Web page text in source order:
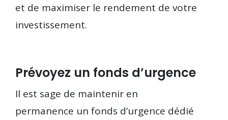
et de maximiser le rendement de votre
investissement.
Prévoyez un fonds d’urgence
Il est sage de maintenir en
permanence un fonds d’urgence dédié